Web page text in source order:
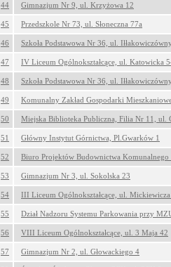
44 Gimnazjum Nr 9, ul. Krzyżowa 12
45 Przedszkole Nr 73, ul. Słoneczna 77a
46 Szkoła Podstawowa Nr 36, ul.
47 IV Liceum Ogólnokształcące, ul. Katowicka
48 Szkoła Podstawowa Nr 36, ul.
49 Komunalny Zakład Gospodarki
50 Miejska Biblioteka Publiczna, Filia Nr 11, ul.
51 Główny Instytut Górnictwa, Pl.Gwarków 1
52 Biuro Projektów Budownictwa Komunalnego
53 Gimnazjum Nr 3, ul. Sokolska 23
54 III Liceum Ogólnokształcące, ul.
55 Dział Nadzoru Systemu Parkowania przy
56 VIII Liceum Ogólnokształcące, ul. 3 Maja 42
57 Gimnazjum Nr 2, ul. Głowackiego 4